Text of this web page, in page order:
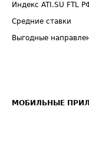
Индекс ATI.SU FTL
Средние ставки
Выгодные
МОБИЛЬНЫЕ